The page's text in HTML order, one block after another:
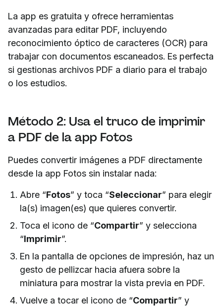
La app es gratuita y ofrece herramientas
avanzadas para editar PDF, incluyendo
reconocimiento óptico de caracteres (OCR) para
trabajar con documentos escaneados. Es perfecta
si gestionas archivos PDF a diario para el trabajo
o los estudios.
Método 2: Usa el truco de imprimir
a PDF de la app Fotos
Puedes convertir imágenes a PDF directamente
desde la app Fotos sin instalar nada:
Abre “Fotos” y toca “Seleccionar” para elegir
la(s) imagen(es) que quieres convertir.
Toca el icono de “Compartir” y selecciona
“Imprimir”.
En la pantalla de opciones de impresión, haz un
gesto de pellizcar hacia afuera sobre la
miniatura para mostrar la vista previa en PDF.
Vuelve a tocar el icono de “Compartir” y